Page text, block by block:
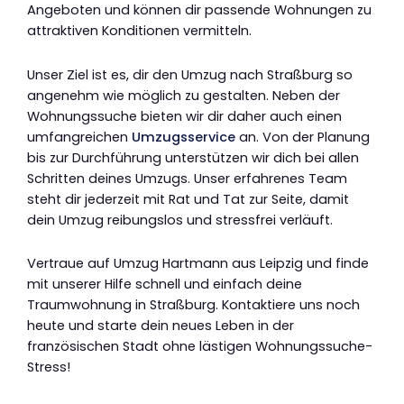
Angeboten und können dir passende Wohnungen zu
attraktiven Konditionen vermitteln.
Unser Ziel ist es, dir den Umzug nach Straßburg so
angenehm wie möglich zu gestalten. Neben der
Wohnungssuche bieten wir dir daher auch einen
umfangreichen Umzugsservice an. Von der Planung
bis zur Durchführung unterstützen wir dich bei allen
Schritten deines Umzugs. Unser erfahrenes Team
steht dir jederzeit mit Rat und Tat zur Seite, damit
dein Umzug reibungslos und stressfrei verläuft.
Vertraue auf Umzug Hartmann aus Leipzig und finde
mit unserer Hilfe schnell und einfach deine
Traumwohnung in Straßburg. Kontaktiere uns noch
heute und starte dein neues Leben in der
französischen Stadt ohne lästigen Wohnungssuche-
Stress!